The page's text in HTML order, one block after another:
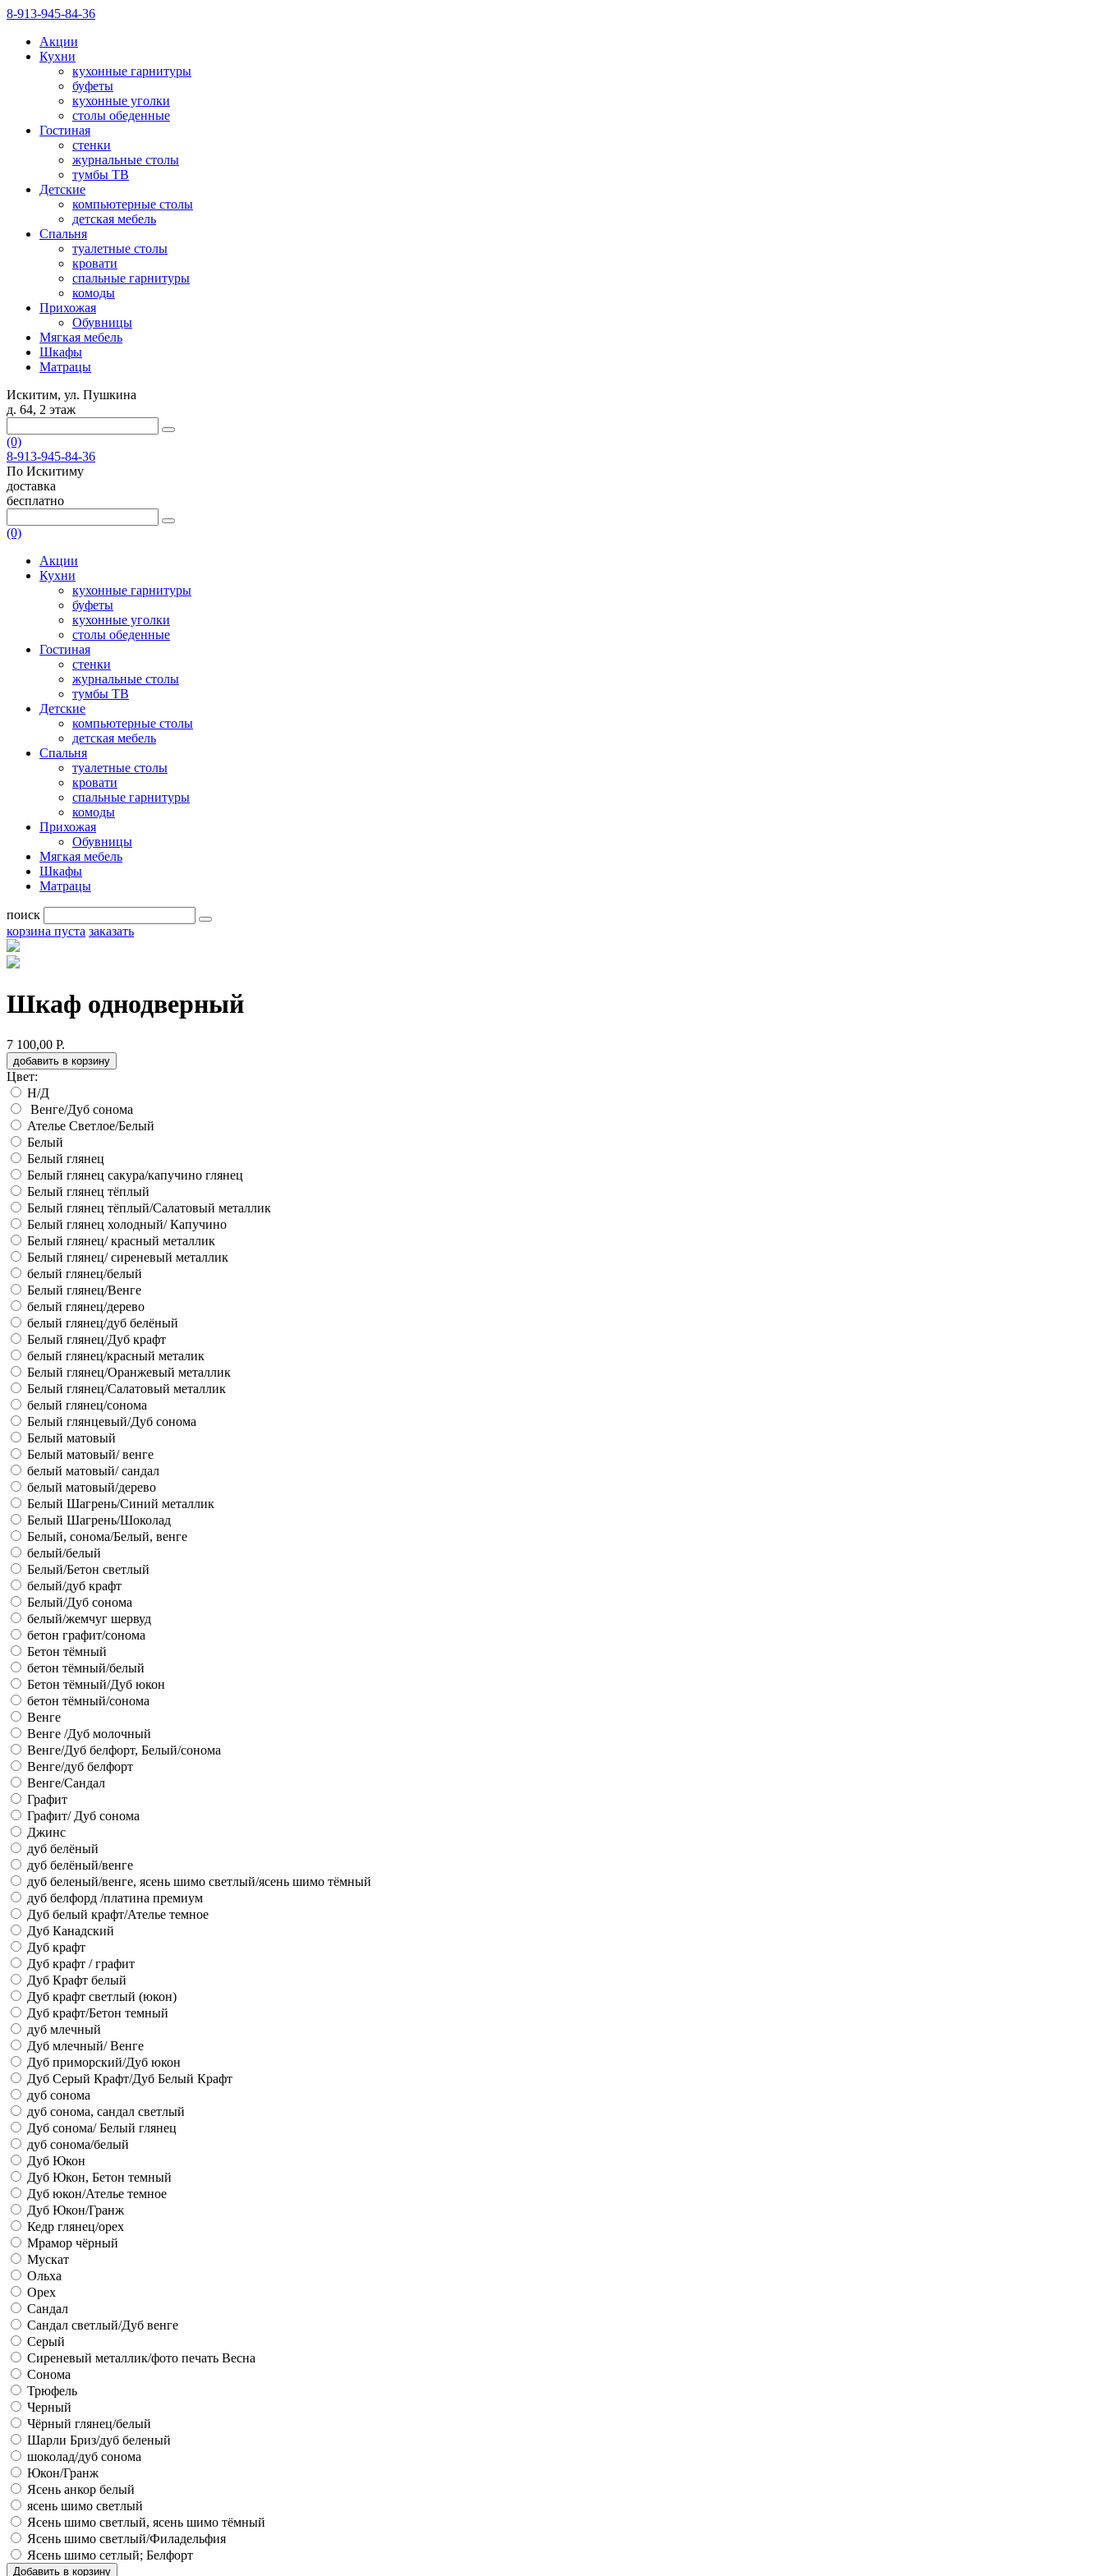
8-913-945-84-36
Акции
Кухни
кухонные гарнитуры
буфеты
кухонные уголки
столы обеденные
Гостиная
стенки
журнальные столы
тумбы ТВ
Детские
компьютерные столы
детская мебель
Спальня
туалетные столы
кровати
спальные гарнитуры
комоды
Прихожая
Обувницы
Мягкая мебель
Шкафы
Матрацы
Искитим, ул. Пушкина
д. 64, 2 этаж
(0)
8-913-945-84-36
По Искитиму
доставка
бесплатно
(0)
Акции
Кухни
кухонные гарнитуры
буфеты
кухонные уголки
столы обеденные
Гостиная
стенки
журнальные столы
тумбы ТВ
Детские
компьютерные столы
детская мебель
Спальня
туалетные столы
кровати
спальные гарнитуры
комоды
Прихожая
Обувницы
Мягкая мебель
Шкафы
Матрацы
поиск
корзина пуста заказать
Шкаф однодверный
7 100,00 Р.
добавить в корзину
Цвет:
Н/Д
Венге/Дуб сонома
Ателье Светлое/Белый
Белый
Белый глянец
Белый глянец сакура/капучино глянец
Белый глянец тёплый
Белый глянец тёплый/Салатовый металлик
Белый глянец холодный/ Капучино
Белый глянец/ красный металлик
Белый глянец/ сиреневый металлик
белый глянец/белый
Белый глянец/Венге
белый глянец/дерево
белый глянец/дуб белёный
Белый глянец/Дуб крафт
белый глянец/красный металик
Белый глянец/Оранжевый металлик
Белый глянец/Салатовый металлик
белый глянец/сонома
Белый глянцевый/Дуб сонома
Белый матовый
Белый матовый/ венге
белый матовый/ сандал
белый матовый/дерево
Белый Шагрень/Синий металлик
Белый Шагрень/Шоколад
Белый, сонома/Белый, венге
белый/белый
Белый/Бетон светлый
белый/дуб крафт
Белый/Дуб сонома
белый/жемчуг шервуд
бетон графит/сонома
Бетон тёмный
бетон тёмный/белый
Бетон тёмный/Дуб юкон
бетон тёмный/сонома
Венге
Венге /Дуб молочный
Венге/Дуб белфорт, Белый/сонома
Венге/дуб белфорт
Венге/Сандал
Графит
Графит/ Дуб сонома
Джинс
дуб белёный
дуб белёный/венге
дуб беленый/венге, ясень шимо светлый/ясень шимо тёмный
дуб белфорд /платина премиум
Дуб белый крафт/Ателье темное
Дуб Канадский
Дуб крафт
Дуб крафт / графит
Дуб Крафт белый
Дуб крафт светлый (юкон)
Дуб крафт/Бетон темный
дуб млечный
Дуб млечный/ Венге
Дуб приморский/Дуб юкон
Дуб Серый Крафт/Дуб Белый Крафт
дуб сонома
дуб сонома, сандал светлый
Дуб сонома/ Белый глянец
дуб сонома/белый
Дуб Юкон
Дуб Юкон, Бетон темный
Дуб юкон/Ателье темное
Дуб Юкон/Гранж
Кедр глянец/орех
Мрамор чёрный
Мускат
Ольха
Орех
Сандал
Сандал светлый/Дуб венге
Серый
Сиреневый металлик/фото печать Весна
Сонома
Трюфель
Черный
Чёрный глянец/белый
Шарли Бриз/дуб беленый
шоколад/дуб сонома
Юкон/Гранж
Ясень анкор белый
ясень шимо светлый
Ясень шимо светлый, ясень шимо тёмный
Ясень шимо светлый/Филадельфия
Ясень шимо сетлый; Белфорт